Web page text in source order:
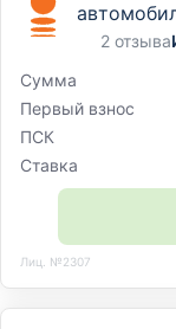
2 отзыва
Сумма
Первый взнос
ПСК
Ставка
Лиц. №2307